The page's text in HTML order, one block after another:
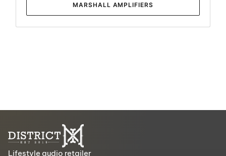
MARSHALL AMPLIFIERS
Lifestyle audio retailer